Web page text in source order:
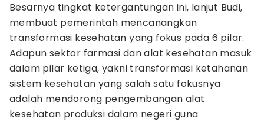
Besarnya tingkat ketergantungan ini, lanjut Budi,
membuat pemerintah mencanangkan
transformasi kesehatan yang fokus pada 6 pilar.
Adapun sektor farmasi dan alat kesehatan masuk
dalam pilar ketiga, yakni transformasi ketahanan
sistem kesehatan yang salah satu fokusnya
adalah mendorong pengembangan alat
kesehatan produksi dalam negeri guna